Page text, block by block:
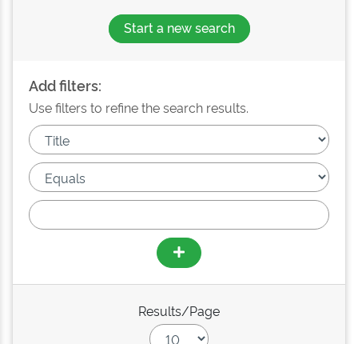
Start a new search
Add filters:
Use filters to refine the search results.
Results/Page